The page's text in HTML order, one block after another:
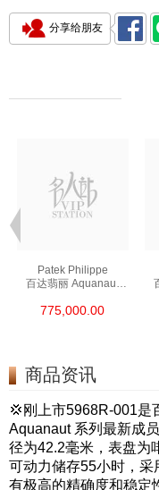
分享给朋友
Patek Philippe
百达翡丽 Aquanaut
775,000.00
商品资讯
💢刚上市5968R-001是
Aquanaut 系列最新成
径为42.2毫米，表盘为
可动力储存55小时，
有极高的精确度和稳定